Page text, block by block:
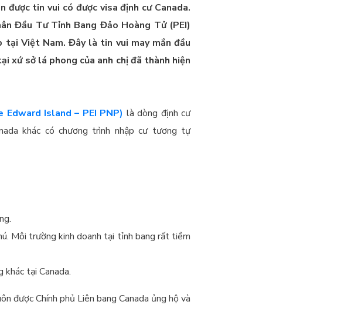
được tin vui có được visa định cư Canada.
Đầu Tư Tỉnh Bang Đảo Hoàng Tử (PEI)
Việt Nam. Đây là tin vui may mắn đầu
xứ sở lá phong của anh chị đã thành hiện
Island – PEI PNP) là dòng định cư
khác có chương trình nhập cư tương tự
Môi trường kinh doanh tại tỉnh bang rất tiềm
tại Canada.
được Chính phủ Liên bang Canada ủng hộ và